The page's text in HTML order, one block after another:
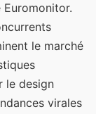
le marché
le design
virales